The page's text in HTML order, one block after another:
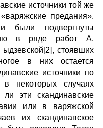
источники той же
предания».
были подвергнуты
в ряде работ А.
стоявших
в них остается
источники по
некоторых случаях
ли эти скандинавские
или в варяжской
их скандинавское